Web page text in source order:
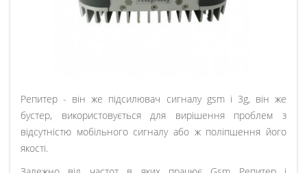
Репитер - він же підсилювач сигналу gsm і 3g, він же
бустер, використовується для вирішення проблем з
відсутністю мобільного сигналу або ж поліпшення його
якості.